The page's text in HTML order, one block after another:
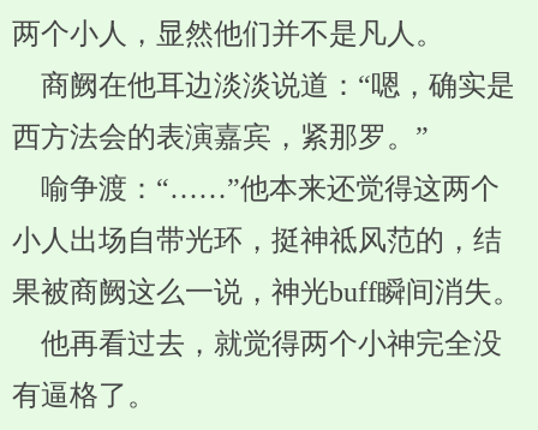
两个小人，显然他们并不是凡人。
商阙在他耳边淡淡说道：“嗯，确实是
西方法会的表演嘉宾，紧那罗。”
喻争渡：“……”他本来还觉得这两个
小人出场自带光环，挺神祗风范的，结
果被商阙这么一说，神光buff瞬间消失。
他再看过去，就觉得两个小神完全没
有逼格了。